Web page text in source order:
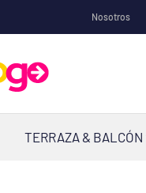
Nosotros
TERRAZA & BALCÓN